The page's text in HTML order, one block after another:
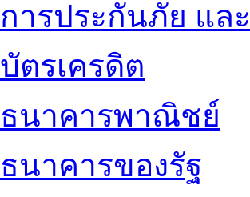
การประกันภัย แล
บัตรเครดิต
ธนาคารพาณิชย์
ธนาคารของรัฐ